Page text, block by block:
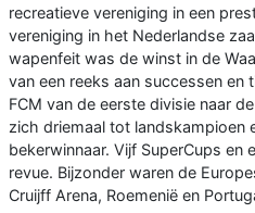
recreatieve vereniging in een
vereniging in het Nederlandse
wapenfeit was de winst in de
van een reeks aan successen
FCM van de eerste divisie naar
zich driemaal tot landskampioen
bekerwinnaar. Vijf SuperCups en
revue. Bijzonder waren de
Cruijff Arena, Roemenië en